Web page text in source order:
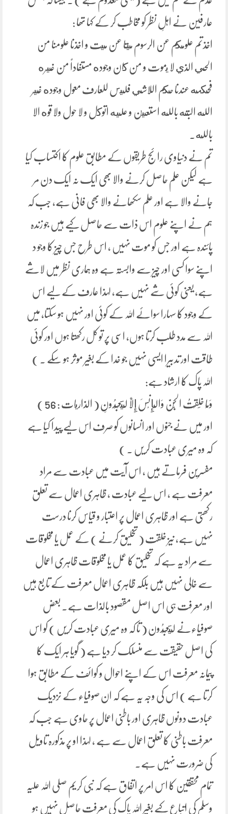
عارفین نے اہلِ نظر کو مخاطب کر کے کہا تھا :
اخذتم علومكم عن الرسوم ميتا عن ميت و اخذنا علومنا من
الحي الذي لا يموت و من كان وجوده مستفاداً من غيره
فحكمه عندنا حكم اللاشي فليس للعارف معول وجوده غير
الله البته بالله استعين و عليه اتوكل و لا حول ولا قوه الا
بالله.
تم نے دنیاوی رائج طریقوں کے مطابق علوم کا اکتساب کیا
ہے لیکن علم حاصل کرنے والا بھی ایک نہ ایک دن مر
جانے والا ہے اور علم سکھانے والا بھی فانی ہے، جب کہ
ہم نے اپنے علوم اس ذات سے حاصل کیے ہیں جو زندہ
پائندہ ہے اور جس کو موت نہیں ، اس طرح جس چیز کا وجو د
اپنے سوا کسی اور چیز سے وابستہ ہے وہ ہماری نظر میں لاشے
ہے، یعنی کوئی شے نہیں ہے، لہذا عارف کے لیے اس
کے وجود کا سہارا سوائے اللہ کے کوئی اور نہیں ہو سکتا، میں
اللہ سے مدد طلب کرتا ہوں، اسی پر تو کل رکھتا ہوں اور کوئی
طاقت اور تدبیرا ایسی نہیں جو خدا کے بغیر موثر ہو سکے ۔ )
اللہ پاک کا ارشاد ہے:
وَمَا خَلَقْتُ الْجِنَّ وَالْإِنْسَ إِلَّا لِيَعْبُدُونِ ( الذاريات : 56 )
اور میں نے جنوں اور انسانوں کو صرف اس لیے پیدا کیا ہے
کہ وہ میری عبادت کریں ۔ )
مفسرین فرماتے ہیں ، اس آیت میں عبادت سے مراد
معرفت ہے ، اس لیے عبادت ، ظاہری اعمال سے تعلق
رکھتی ہے اور ظاہری اعمال پر اعتبار و قیاس کرنا درست
نہیں ہے، نیز خلقت ( تخلیق کرنے ) کے عمل یا مخلوقات
سے مراد یہ ہے کہ تخلیق کا عمل یا مخلوقات ظاہری اعمال
سے خالی نہیں ہیں بلکہ ظاہری اعمال معرفت کے تابع ہیں
اور معرفت ہی اس اصل مقصود بالذات ہے۔ بعض
صوفیاءنے لِيَعْبُدُون ( تا کہ وہ میری عبادت کریں ) کو اس
کی اصل حقیقت سے منسلک کر دیا ہے ( گویا ہر ایک کا
پیمانہ معرفت اس کے اپنے احوال و کوائف کے مطابق ہوا
کرتا ہے ) اس کی وجہ یہ ہے کہ ان صوفیاء کے نزدیک
عبادت دونوں ظاہری اور باطنی اعمال پر حاوی ہے جب کہ
معرفت باطنی کا تعلق اعمال سے ہے ، لہذا او پر مذکورہ تاویل
کی ضرورت نہیں ہے۔
تمام محققین کا اس امر پر اتفاق ہے کہ نبی کریم صلی اللہ علیہ
وسلم کی اتباع کیے بغیر اللہ پاک کی معرفت حاصل نہیں ہو